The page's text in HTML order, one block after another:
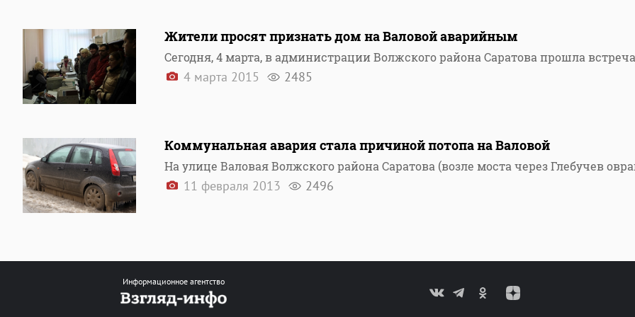
Жители просят признать дом на Валовой аварийным
Сегодня, 4 марта, в администрации Волжского района Саратова прошла встреча
4 марта 2015 2485
Коммунальная авария стала причиной потопа на Валовой
На улице Валовая Волжского района Саратова (возле моста через Глебучев
11 февраля 2013 2496
Информационное агентство